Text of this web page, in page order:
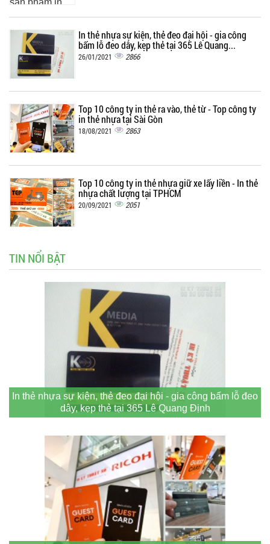
In thẻ nhựa sự kiện, thẻ đeo đại hội - gia công
bấm lỗ đeo dây, kẹp thẻ tại 365 Lê Quang...
26/01/2021 2866
Top 10 công ty in thẻ ra vào, thẻ từ - Top công ty
in thẻ nhựa tại Sài Gòn
18/08/2021 2863
Top 10 công ty in thẻ nhựa giữ xe lấy liền - In thẻ
nhựa chất lượng tại TPHCM
20/09/2021 2051
TIN NỔI BẬT
In thẻ nhựa sự kiện, thẻ đeo đại hội - gia công bấm lỗ đeo
dây, kẹp thẻ tại 365 Lê Quang Định